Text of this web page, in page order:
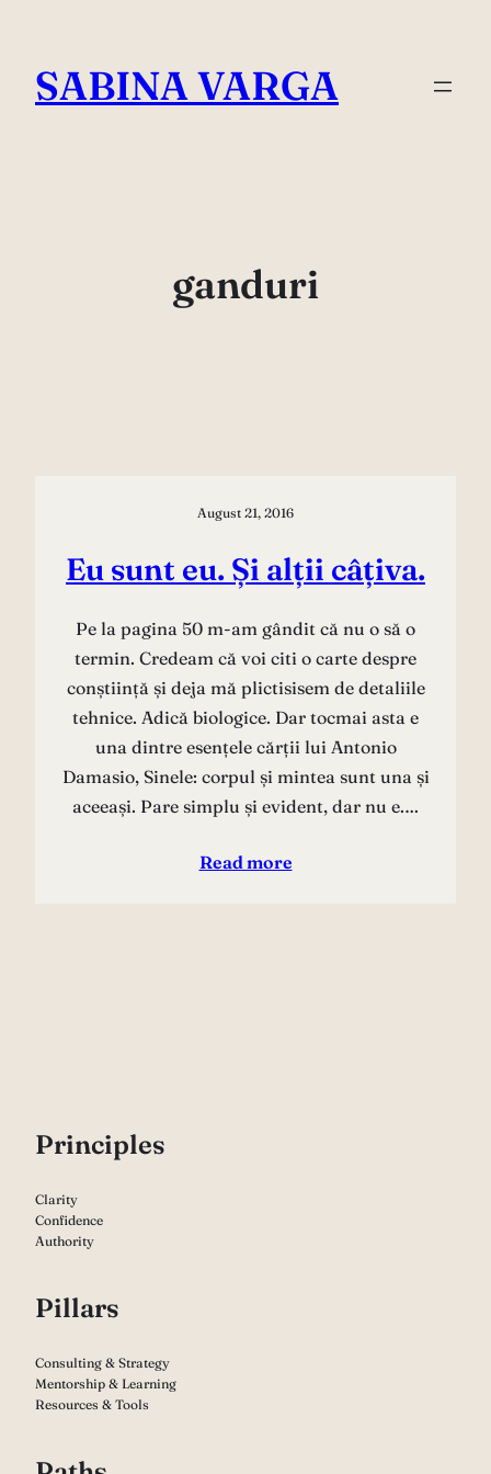
content
SABINA VARGA
ganduri
August 21, 2016
Eu sunt eu. Și alții câțiva.
Pe la pagina 50 m-am gândit că nu o să o
termin. Credeam că voi citi o carte despre
conștiință și deja mă plictisisem de detaliile
tehnice. Adică biologice. Dar tocmai asta e
una dintre esențele cărții lui Antonio
Damasio, Sinele: corpul și mintea sunt una și
aceeași. Pare simplu și evident, dar nu e.…
Read more
Principles
Clarity
Confidence
Authority
Pillars
Consulting & Strategy
Mentorship & Learning
Resources & Tools